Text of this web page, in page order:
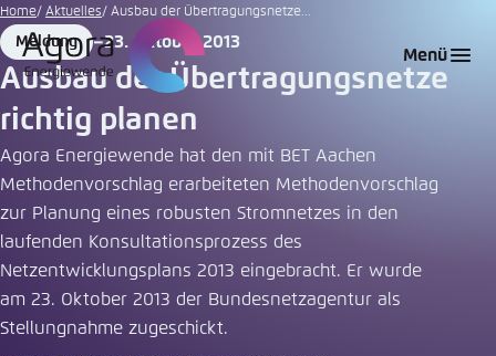
Zum
Hauptinhalt
gehen
Menü
Home Aktuelles Ausbau der Übertragungsnetze...
Format
Meldung
Date
23. Oktober 2013
Ausbau der Übertragungsnetze
richtig planen
Agora Energiewende hat den mit BET Aachen
Methodenvorschlag erarbeiteten Methodenvorschlag
zur Planung eines robusten Stromnetzes in den
laufenden Konsultationsprozess des
Netzentwicklungsplans 2013 eingebracht. Er wurde
am 23. Oktober 2013 der Bundesnetzagentur als
Stellungnahme zugeschickt.
Login
Melden Sie sich an um ..., ... und ... zu verwalten.
Benutzername
Sprache auswählen
Englisch
Deutsch
Agora Think Tanks
Erscheinungsbild der Webseite
Diese Webseite passt ihr Farbschema basierend
auf Ihren Einstellungen an. Wählen Sie aus,
verwenden möchten.
Close
Hell